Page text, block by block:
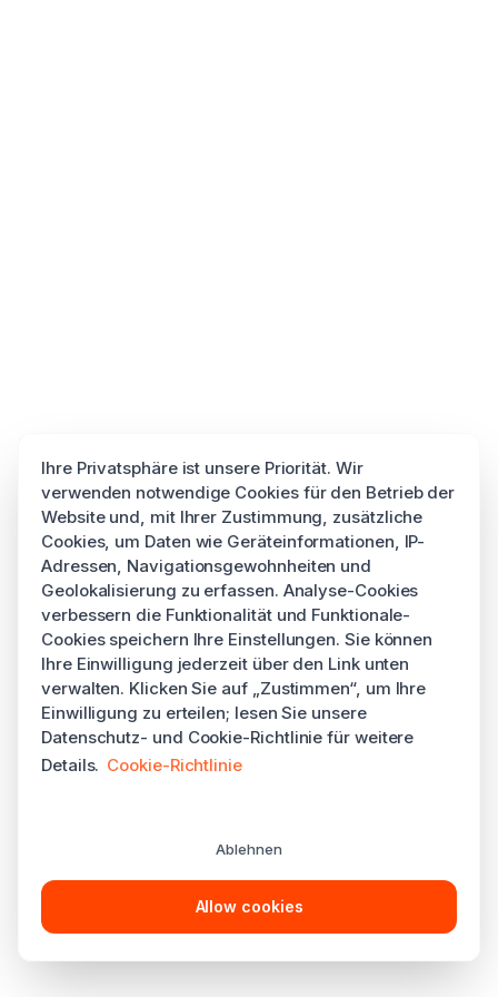
Ihre Privatsphäre ist unsere Priorität. Wir
verwenden notwendige Cookies für den Betrieb der
Website und, mit Ihrer Zustimmung, zusätzliche
Cookies, um Daten wie Geräteinformationen, IP-
Adressen, Navigationsgewohnheiten und
Geolokalisierung zu erfassen. Analyse-Cookies
verbessern die Funktionalität und Funktionale-
Cookies speichern Ihre Einstellungen. Sie können
Ihre Einwilligung jederzeit über den Link unten
verwalten. Klicken Sie auf „Zustimmen“, um Ihre
Einwilligung zu erteilen; lesen Sie unsere
Datenschutz- und Cookie-Richtlinie für weitere
Details. Cookie-Richtlinie
Ablehnen
Allow cookies